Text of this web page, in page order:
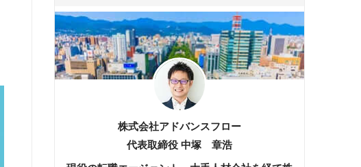
株式会社アドバンスフロー
代表取締役 中塚 章浩